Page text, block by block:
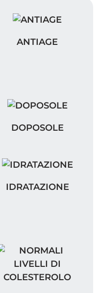
ANTIAGE
ANTIAGE
DOPOSOLE
DOPOSOLE
IDRATAZIONE
IDRATAZIONE